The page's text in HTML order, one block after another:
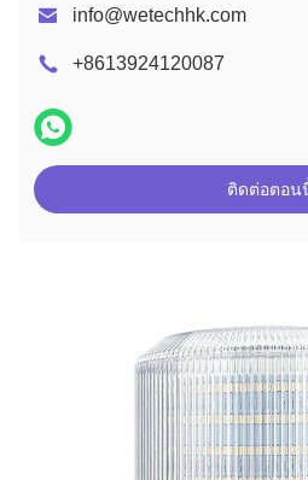
info@wetechhk.com
+8613924120087
ติดต่อตอน